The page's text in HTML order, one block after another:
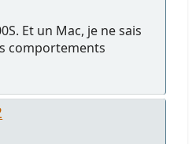
Et un Mac, je ne sais
comportements